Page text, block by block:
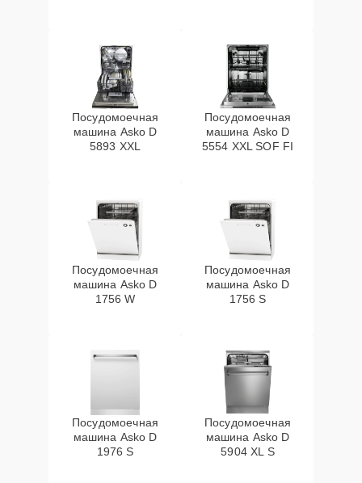
Посудомоечная
машина Asko D
5893 XXL
Посудомоечная
машина Asko D
5554 XXL SOF FI
Посудомоечная
машина Asko D
1756 W
Посудомоечная
машина Asko D
1756 S
Посудомоечная
машина Asko D
1976 S
Посудомоечная
машина Asko D
5904 XL S